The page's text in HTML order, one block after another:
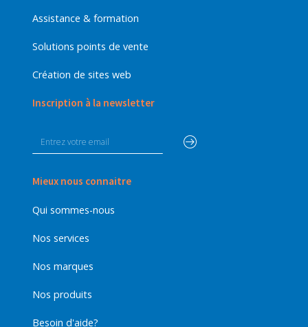
Assistance & formation
Solutions points de vente
Création de sites web
Inscription à la newsletter
Mieux nous connaitre
Qui sommes-nous
Nos services
Nos marques
Nos produits
Besoin d'aide?